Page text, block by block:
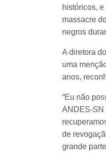
históricos,
massacre
negros
A diretora
uma
anos,
“Eu não
ANDES-SN
de
grande